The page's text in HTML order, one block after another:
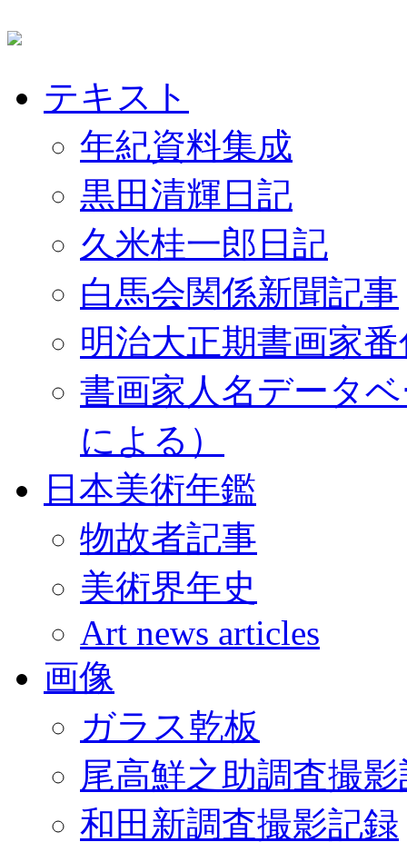
テキスト
年紀資料集成
黒田清輝日記
久米桂一郎日記
白馬会関係新聞記事
明治大正期書画家
書画家人名データ
による）
日本美術年鑑
物故者記事
美術界年史
Art news articles
画像
ガラス乾板
尾高鮮之助調査撮
和田新調査撮影記録